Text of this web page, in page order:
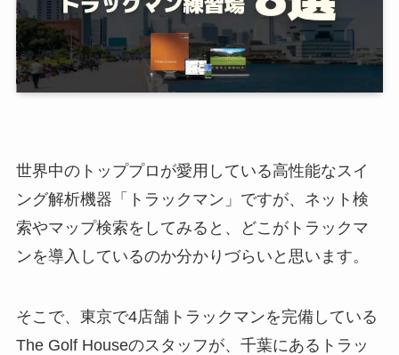
世界中のトッププロが愛用している高性能なスイ
ング解析機器「トラックマン」ですが、ネット検
索やマップ検索をしてみると、どこがトラックマ
ンを導入しているのか分かりづらいと思います。
そこで、東京で4店舗トラックマンを完備している
The Golf Houseのスタッフが、千葉にあるトラッ